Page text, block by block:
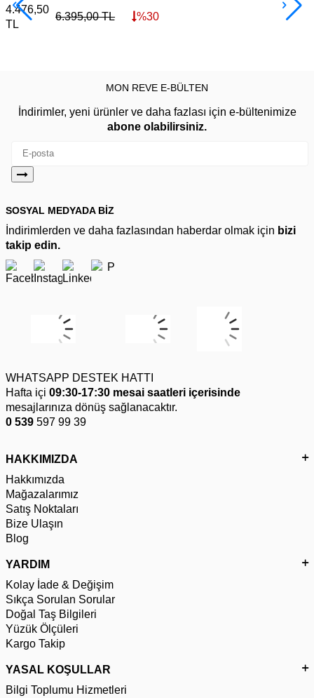
4.476,50
TL
6.395,00TL %30
MON REVE E-BÜLTEN
İndirimler, yeni ürünler ve daha fazlası için e-bültenimize
abone olabilirsiniz.
SOSYAL MEDYADA BİZ
İndirimlerden ve daha fazlasından haberdar olmak için bizi
takip edin.
WHATSAPP DESTEK HATTI
Hafta içi 09:30-17:30 mesai saatleri içerisinde
mesajlarınıza dönüş sağlanacaktır.
0 539 597 99 39
HAKKIMIZDA
Hakkımızda
Mağazalarımız
Satış Noktaları
Bize Ulaşın
Blog
YARDIM
Kolay İade & Değişim
Sıkça Sorulan Sorular
Doğal Taş Bilgileri
Yüzük Ölçüleri
Kargo Takip
YASAL KOŞULLAR
Bilgi Toplumu Hizmetleri